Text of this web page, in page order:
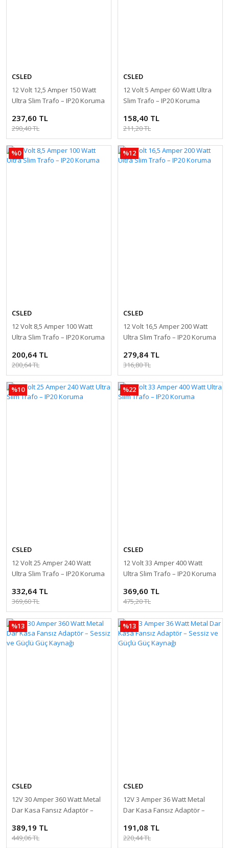
CSLED
12 Volt 12,5 Amper 150 Watt
Ultra Slim Trafo – IP20 Koruma
237,60 TL
290,40 TL
CSLED
12 Volt 5 Amper 60 Watt Ultra
Slim Trafo – IP20 Koruma
158,40 TL
211,20 TL
%0
CSLED
12 Volt 8,5 Amper 100 Watt
Ultra Slim Trafo – IP20 Koruma
200,64 TL
200,64 TL
%12
CSLED
12 Volt 16,5 Amper 200 Watt
Ultra Slim Trafo – IP20 Koruma
279,84 TL
316,80 TL
%10
CSLED
12 Volt 25 Amper 240 Watt
Ultra Slim Trafo – IP20 Koruma
332,64 TL
369,60 TL
%22
CSLED
12 Volt 33 Amper 400 Watt
Ultra Slim Trafo – IP20 Koruma
369,60 TL
475,20 TL
%13
CSLED
12V 30 Amper 360 Watt Metal
Dar Kasa Fansız Adaptör –
389,19 TL
449,06 TL
%13
CSLED
12V 3 Amper 36 Watt Metal
Dar Kasa Fansız Adaptör –
191,08 TL
220,44 TL